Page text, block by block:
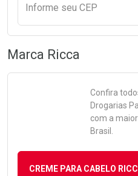
Informe seu CEP
Marca Ricca
Confira
Drogarias
com a
Brasil.
CREME PARA CABELO